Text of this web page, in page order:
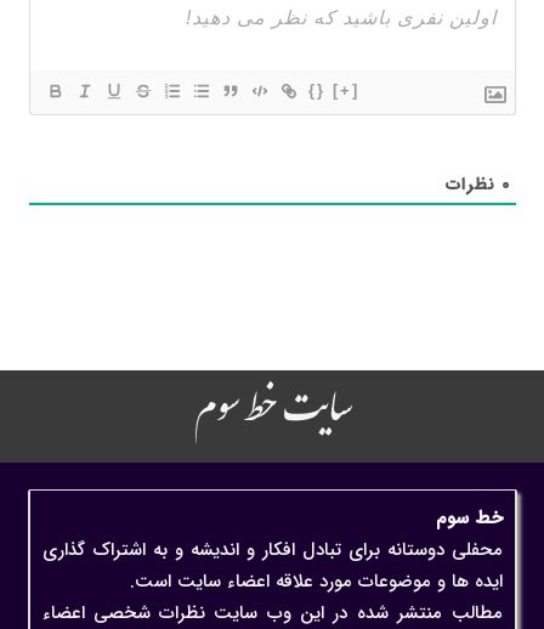
{} [+]
۰ نظرات
سایت خط سوم
خط سوم
محفلی دوستانه برای تبادل افکار و اندیشه و به اشتراک گذاری
ایده ها و موضوعات مورد علاقه اعضاء سایت است.
مطالب منتشر شده در این وب سایت نظرات شخصی اعضاء